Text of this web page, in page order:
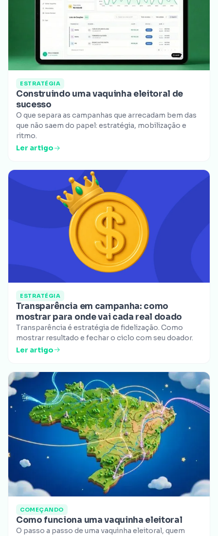
ESTRATÉGIA
Construindo uma vaquinha eleitoral de
sucesso
O que separa as campanhas que arrecadam bem das
que não saem do papel: estratégia, mobilização e
ritmo.
Ler artigo
ESTRATÉGIA
Transparência em campanha: como
mostrar para onde vai cada real doado
Transparência é estratégia de fidelização. Como
mostrar resultado e fechar o ciclo com seu doador.
Ler artigo
COMEÇANDO
Como funciona uma vaquinha eleitoral
O passo a passo de uma vaquinha eleitoral, quem